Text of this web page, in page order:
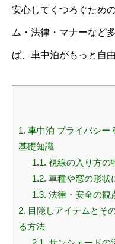
安心してくつろぐため
ム・法律・マナーなど
ば、車中泊がもっと自
1. 車中泊 プライバシー
基礎知識
1.1. 視線の入り方の
1.2. 車種や窓の形状
1.3. 法律・安全の観
2. 目隠しアイテムとそ
る方法